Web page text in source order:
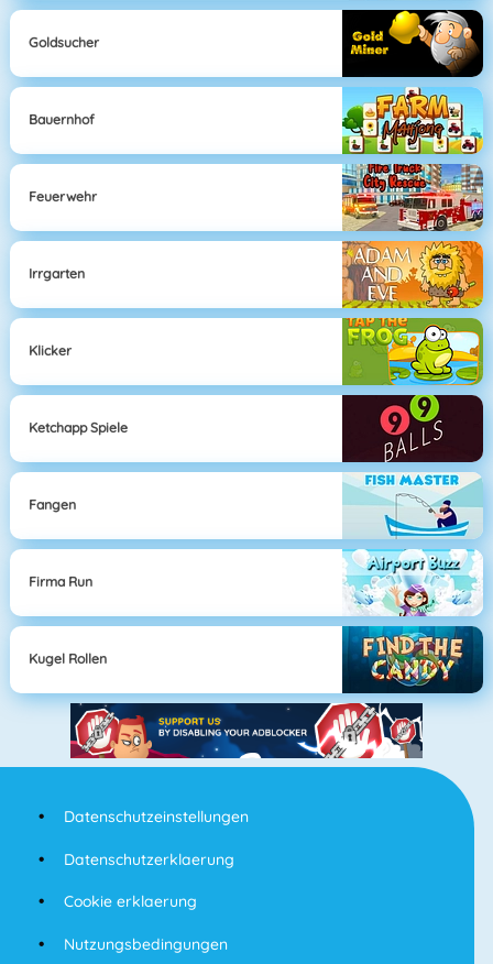
Goldsucher
Bauernhof
Feuerwehr
Irrgarten
Klicker
Ketchapp Spiele
Fangen
Firma Run
Kugel Rollen
Datenschutzeinstellungen
Datenschutzerklaerung
Cookie erklaerung
Nutzungsbedingungen